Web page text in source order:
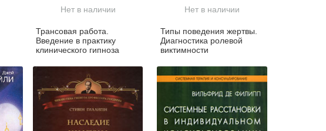
Нет в наличии
Трансовая работа.
Введение в практику
клинического гипноза
Нет в наличии
Типы поведения жертвы.
Диагностика ролевой
виктимности